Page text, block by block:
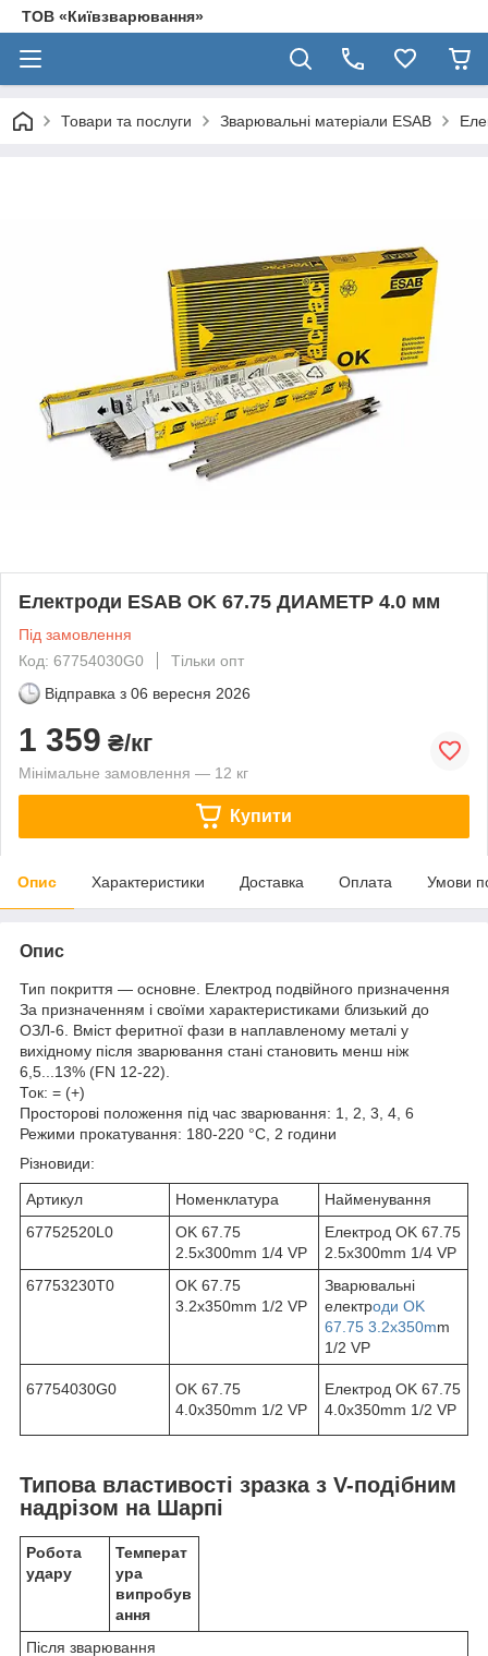
ТОВ «Київзварювання»
Товари та послуги Зварювальні матеріали ESAB
Електроди ESAB OK 67.75 ДИАМЕТР 4.0 мм
Під замовлення
Код: 67754030G0
Тільки опт
Відправка з 06 вересня 2026
1 359 ₴/кг
Мінімальне замовлення — 12 кг
Купити
Опис Характеристики Доставка Оплата Умови
Опис
Тип покриття — основне. Електрод подвійного призначення
За призначенням і своїми характеристиками близький до
ОЗЛ-6. Вміст феритної фази в наплавленому металі у
вихідному після зварювання стані становить менш ніж
6,5...13% (FN 12-22).
Ток: = (+)
Просторові положення під час зварювання: 1, 2, 3, 4, 6
Режими прокатування: 180-220 °C, 2 години
Різновиди:
Артикул Номенклатура
Найменування
67752520L0
OK 67.75
2.5x300mm 1/4 VP
Електрод OK 67.75
2.5x300mm 1/4 VP
67753230T0
OK 67.75
3.2x350mm 1/2 VP
Зварювальні
електроди OK
67.75 3.2x350mm
1/2 VP
67754030G0
OK 67.75
4.0x350mm 1/2 VP
Електрод OK 67.75
4.0x350mm 1/2 VP
Типова властивості зразка з V-подібним
надрізом на Шарпі
Робота
удару
Температ
ура
випробув
ання
Після зварювання